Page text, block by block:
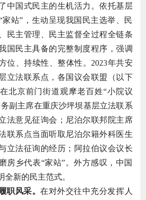
中国式民主的生机活力。依托基层
家站”，生动呈现我国民主选举、民
民主管理、民主监督全过程全链条
国民主具备的完整制度程序，强调
位、持续性、整体性。2023年共安
立法联系点，各国议会联盟（以下
北京前门街道观摩老百姓“小院议
副主席在重庆沙坪坝基层立法联系
法意见征询会；尼泊尔联邦院主席
联系点当面听取尼泊尔籍外科医生
立法征询的经历；阿拉伯议会议长
房乡代表“家站”。外方感叹，中国
新的民主范式。
职风采。在对外交往中充分发挥人